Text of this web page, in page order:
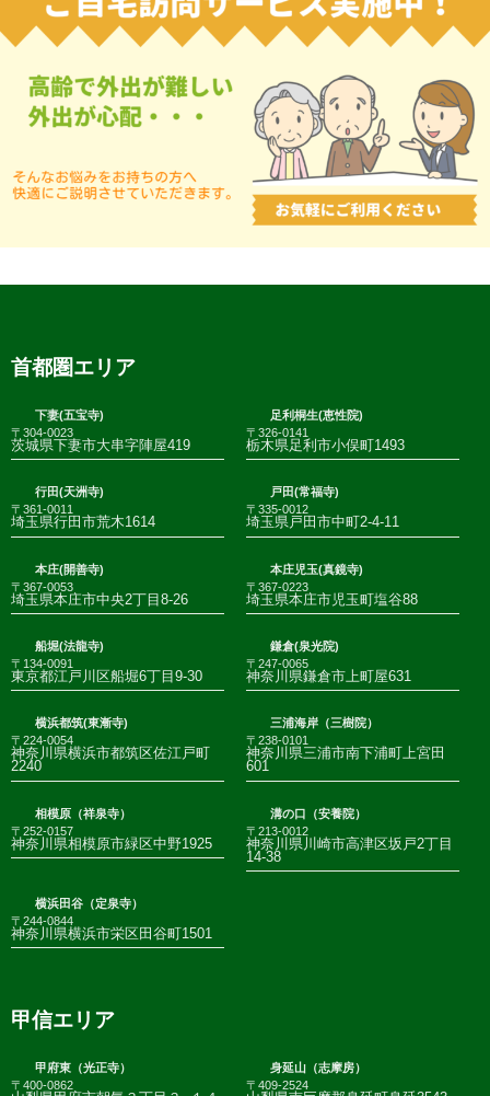
首都圏エリア
下妻(五宝寺)
〒304-0023
茨城県下妻市大串字陣屋419
足利桐生(恵性院)
〒326-0141
栃木県足利市小俣町1493
行田(天洲寺)
〒361-0011
埼玉県行田市荒木1614
戸田(常福寺)
〒335-0012
埼玉県戸田市中町2-4-11
本庄(開善寺)
〒367-0053
埼玉県本庄市中央2丁目8-26
本庄児玉(真鏡寺)
〒367-0223
埼玉県本庄市児玉町塩谷88
船堀(法龍寺)
〒134-0091
東京都江戸川区船堀6丁目9-30
鎌倉(泉光院)
〒247-0065
神奈川県鎌倉市上町屋631
横浜都筑(東漸寺)
〒224-0054
神奈川県横浜市都筑区佐江戸町
2240
三浦海岸（三樹院）
〒238-0101
神奈川県三浦市南下浦町上宮田
601
相模原（祥泉寺）
〒252-0157
神奈川県相模原市緑区中野1925
溝の口（安養院）
〒213-0012
神奈川県川崎市高津区坂戸2丁目
14-38
横浜田谷（定泉寺）
〒244-0844
神奈川県横浜市栄区田谷町1501
甲信エリア
甲府東（光正寺）
〒400-0862
身延山（志摩房）
〒409-2524